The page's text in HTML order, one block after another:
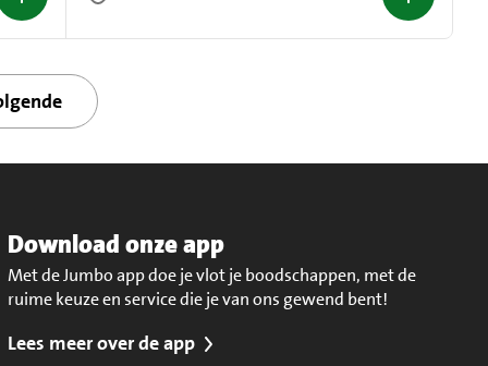
Download onze app
Met de Jumbo app doe je vlot je boodschappen, met de
ruime keuze en service die je van ons gewend bent!
Lees meer over de app